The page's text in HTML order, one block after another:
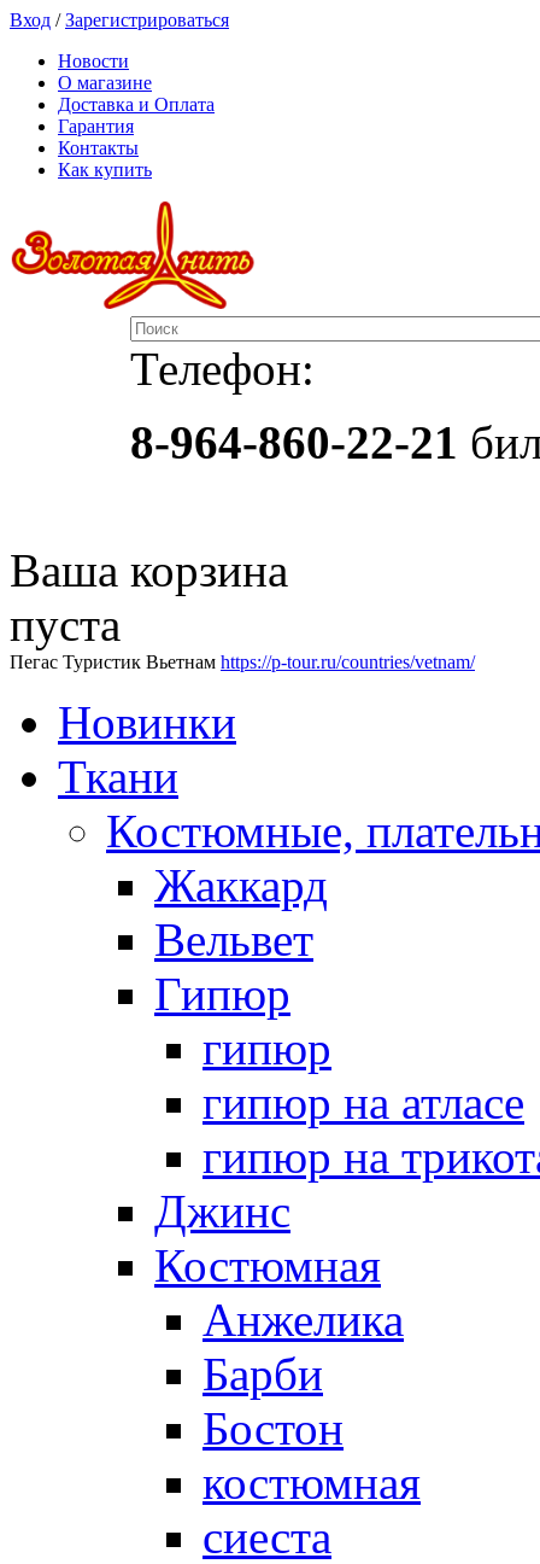
Вход /Зарегистрироваться
Новости
О магазине
Доставка и Оплата
Гарантия
Контакты
Как купить
Телефон:
8-964-860-22-21
Ваша корзина
пуста
Пегас Туристик Вьетнам https://p-tour.ru/countries/vetnam/
Новинки
Ткани
Костюмные,
Жаккард
Вельвет
Гипюр
гипюр
гипюр на атласе
гипюр на
Джинс
Костюмная
Анжелика
Барби
Бостон
костюмная
сиеста